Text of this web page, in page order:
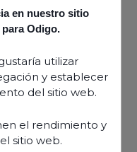
en nuestro sitio
Odigo.
utilizar
y establecer
del sitio web.
el rendimiento y
sitio web.
– with